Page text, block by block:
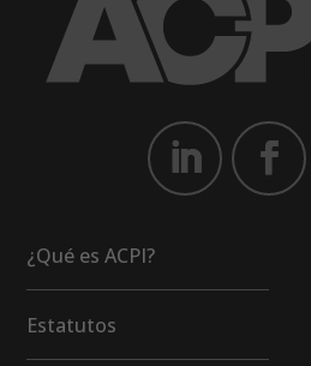
¿Qué es ACPI?
Estatutos